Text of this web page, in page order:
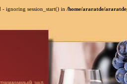
- ignoring session_start() in /home/araratde/